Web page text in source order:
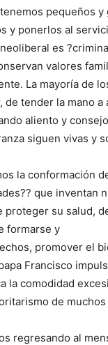
pequeños
y ponerlos al
es
valores
La mayoría de
tender la mano a
aliento y
siguen vivas y
la conformación
que inventan
proteger su salud,
formarse y
promover el
Francisco
la comodidad
de
regresando al